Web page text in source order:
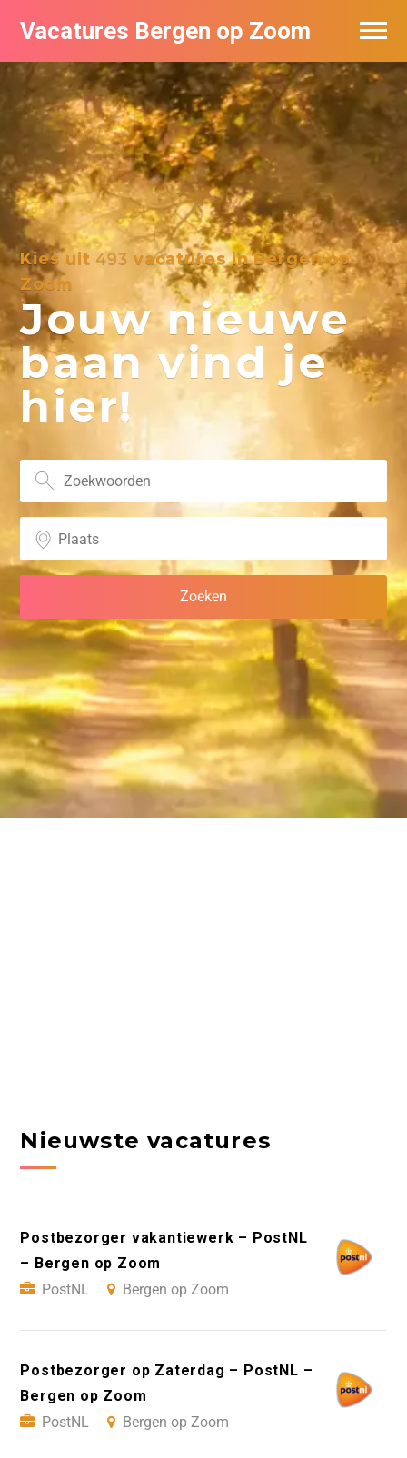
Vacatures Bergen op Zoom
Kies uit 493 vacatures in Bergen op
Zoom
Jouw nieuwe
baan vind je
hier!
Nieuwste vacatures
Postbezorger vakantiewerk – PostNL
– Bergen op Zoom
PostNL
Bergen op Zoom
Postbezorger op Zaterdag – PostNL –
Bergen op Zoom
PostNL
Bergen op Zoom
Vacatures per bedrijf
De populairste vacatures in Bergen op
Zoom